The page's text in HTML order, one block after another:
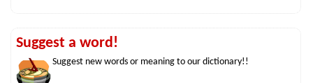
Suggest a word!
Suggest new words or meaning to our dictionary!!